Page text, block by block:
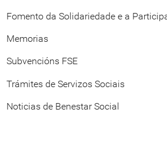
Fomento da Solidariedade e a
Memorias
Subvencións FSE
Trámites de Servizos Sociais
Noticias de Benestar Social